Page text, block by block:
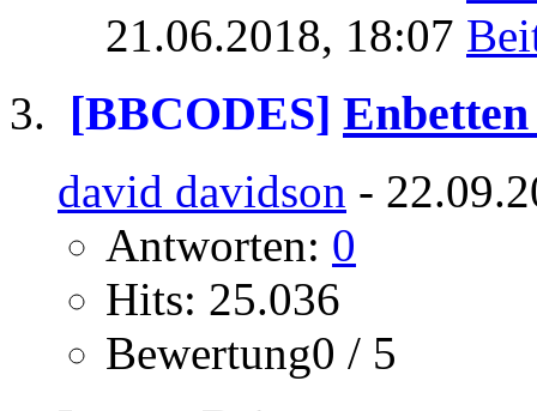
21.06.2018, 18:07
[BBCODES]
david davidson -
Antworten: 0
Hits: 25.036
Bewertung0 / 5